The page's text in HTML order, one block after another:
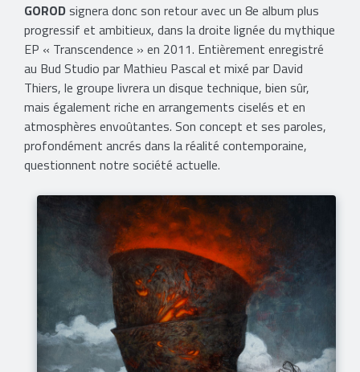
GORODsignera donc son retour avec un 8e album plus
progressif et ambitieux, dans la droite lignée du mythique
EP « Transcendence » en 2011. Entièrement enregistré
au Bud Studio par Mathieu Pascal et mixé par David
Thiers, le groupe livrera un disque technique, bien sûr,
mais également riche en arrangements ciselés et en
atmosphères envoûtantes. Son concept et ses paroles,
profondément ancrés dans la réalité contemporaine,
questionnent notre société actuelle.